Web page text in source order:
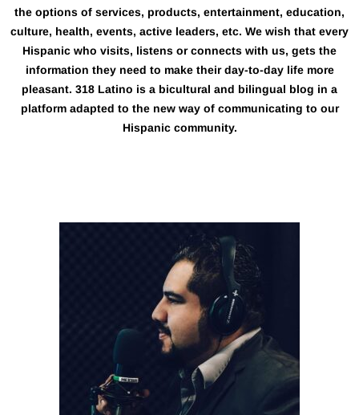
the options of services, products, entertainment, education,
culture, health, events, active leaders, etc. We wish that every
Hispanic who visits, listens or connects with us, gets the
information they need to make their day-to-day life more
pleasant. 318 Latino is a bicultural and bilingual blog in a
platform adapted to the new way of communicating to our
Hispanic community.